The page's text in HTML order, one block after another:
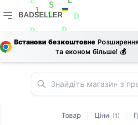
L
L
0
1
L
S
S
E
L
BADSELLER
BADSELLER — порівняння цін
Встанови безкоштовне
та економ більше! 💰
Товар Ціни (1)